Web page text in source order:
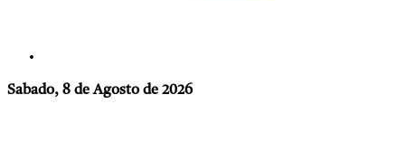
Sabado, 8 de Agosto de 2026